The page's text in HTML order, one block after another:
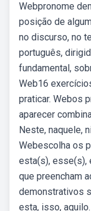
Webpronome
posição de
no discurso, no
português,
fundamental,
Web16
praticar. Webos
aparecer
Neste, naquele,
Webescolha os
esta(s), esse(s),
que preencham
demonstrativos
esta, isso,